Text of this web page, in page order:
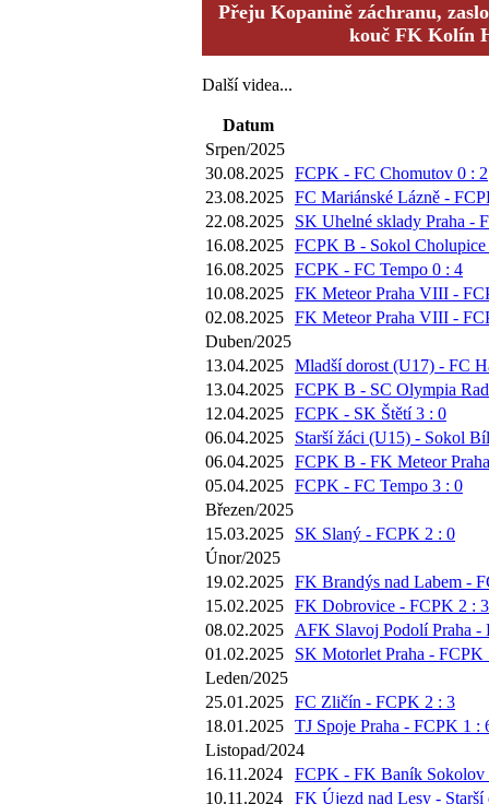
Přeju Kopanině záchranu,
kouč FK Kolín
Další videa...
Datum
Srpen/2025
30.08.2025 FCPK - FC Chomutov 0 : 2
23.08.2025 FC Mariánské Lázně -
22.08.2025
SK Uhelné sklady Praha -
16.08.2025 FCPK B - Sokol Cholupice
16.08.2025 FCPK - FC Tempo 0 : 4
10.08.2025 FK Meteor Praha VIII -
02.08.2025 FK Meteor Praha VIII -
Duben/2025
13.04.2025 Mladší dorost (U17) - FC
13.04.2025 FCPK B - SC Olympia
12.04.2025 FCPK - SK Štětí 3 : 0
06.04.2025
Starší žáci (U15) - Sokol
06.04.2025 FCPK B - FK Meteor
05.04.2025 FCPK - FC Tempo 3 : 0
Březen/2025
15.03.2025
SK Slaný - FCPK 2 : 0
Únor/2025
19.02.2025 FK Brandýs nad Labem -
15.02.2025 FK Dobrovice - FCPK 2 : 3
08.02.2025
AFK Slavoj Podolí Praha -
01.02.2025
SK Motorlet Praha - FCPK
Leden/2025
25.01.2025 FC Zličín - FCPK 2 : 3
18.01.2025 TJ Spoje Praha - FCPK 1 :
Listopad/2024
16.11.2024
FCPK - FK Baník Sokolov
10.11.2024
FK Újezd nad Lesy -